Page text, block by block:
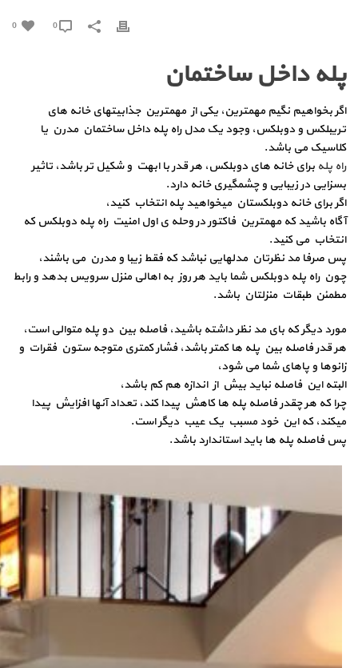
0
پله داخل ساختمان
اگر بخواهیم نگیم مهمترین، یکی از مهمترین جذابیتهای خانه های
تریبلکس و دوبلکس، وجود یک مدل راه پله داخل ساختمان مدرن یا
کلاسیک می باشد.
راه پله برای خانه های دوبلکس، هر قدر با ابهت و شکیل تر باشد، تاثیر
بسزایی در زیبایی و چشمگیری خانه دارد.
اگر برای خانه دوبلکستان میخواهید پله انتخاب کنید،
آگاه باشید که مهمترین فاکتور در وحله ی اول امنیت راه پله دوبلکس که
انتخاب می کنید.
پس صرفا مد نظرتان مدلهایی نباشد که فقط زیبا و مدرن می باشند،
چون راه پله دوبلکس شما باید هر روز به اهالی منزل سرویس بدهد و رابط
مطمئن طبقات منزلتان باشد.
مورد دیگر که بای مد نظر داشته باشید، فاصله بین دو پله متوالی است،
هر قدر فاصله بین پله ها کمتر باشد، فشار کمتری متوجه ستون فقرات و
زانوها و پاهای شما می شود،
البته این فاصله نباید بیش از اندازه هم کم باشد،
چرا که هر چقدر فاصله پله ها کاهش پیدا کند، تعداد آنها افزایش پیدا
میکند، که این خود مسبب یک عیب دیگر است.
پس فاصله پله ها باید استاندارد باشد.